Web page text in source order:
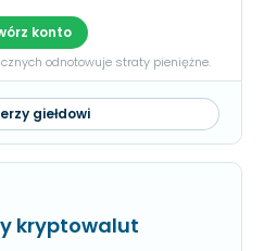
konto
odnotowuje straty pieniężne.
giełdowi
kryptowalut